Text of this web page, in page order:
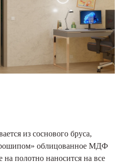
из соснового бруса,
облицованное МДФ
полотно наносится на все